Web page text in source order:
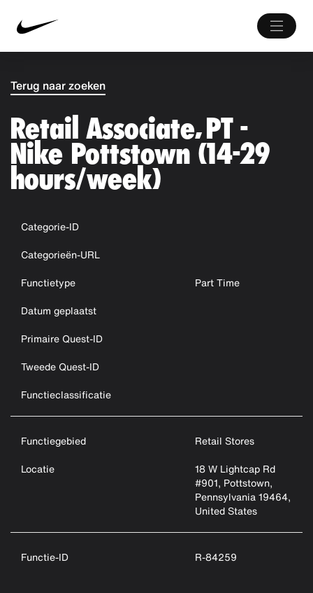
Terug naar zoeken
Retail Associate, PT -
Nike Pottstown (14-29
hours/week)
Categorie-ID
Categorieën-URL
Functietype
Part Time
Datum geplaatst
Primaire Quest-ID
Tweede Quest-ID
Functieclassificatie
Functiegebied
Retail Stores
Locatie
18 W Lightcap Rd
#901, Pottstown,
Pennsylvania 19464,
United States
Functie-ID R-84259